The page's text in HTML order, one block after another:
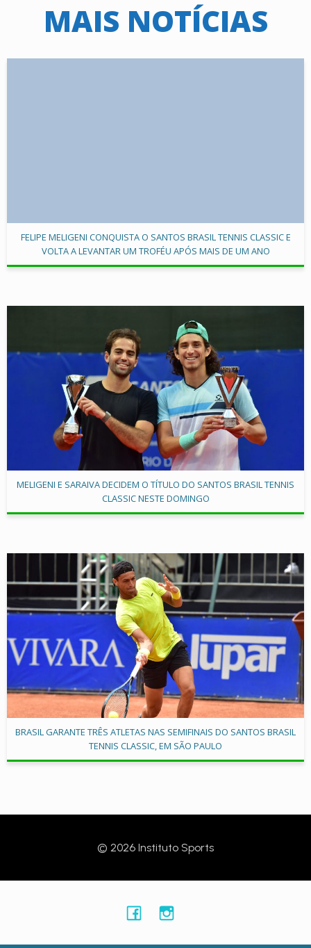
MAIS NOTÍCIAS
FELIPE MELIGENI CONQUISTA O SANTOS BRASIL TENNIS CLASSIC E
VOLTA A LEVANTAR UM TROFÉU APÓS MAIS DE UM ANO
MELIGENI E SARAIVA DECIDEM O TÍTULO DO SANTOS BRASIL TENNIS
CLASSIC NESTE DOMINGO
BRASIL GARANTE TRÊS ATLETAS NAS SEMIFINAIS DO SANTOS BRASIL
TENNIS CLASSIC, EM SÃO PAULO
© 2026 Instituto Sports